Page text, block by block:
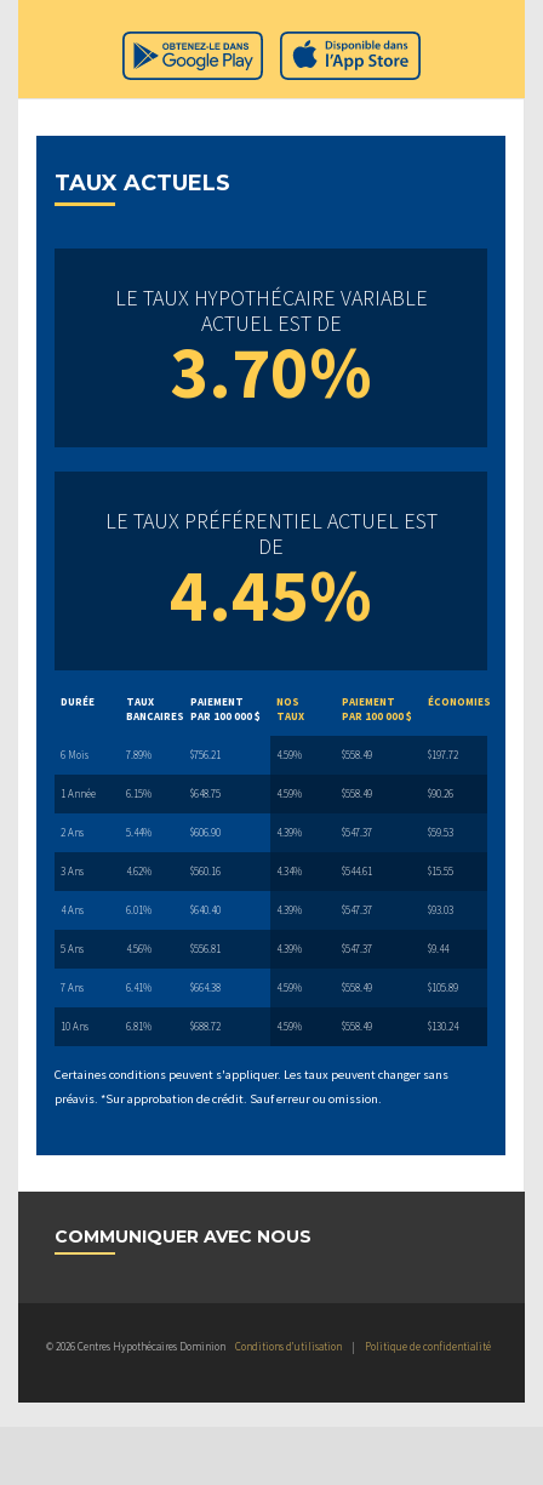
TAUX ACTUELS
LE TAUX HYPOTHÉCAIRE VARIABLE
ACTUEL EST DE
3.70%
LE TAUX PRÉFÉRENTIEL ACTUEL EST
DE
4.45%
DURÉE
TAUX
BANCAIRES
PAIEMENT
PAR 100 000 $
NOS
TAUX
PAIEMENT
PAR 100 000 $
ÉCONOMIES
6 Mois 7.89% $756.21 4.59% $558.49 $197.72
1 Année 6.15% $648.75 4.59% $558.49 $90.26
2 Ans 5.44% $606.90 4.39% $547.37 $59.53
3 Ans 4.62% $560.16 4.34% $544.61 $15.55
4 Ans 6.01% $640.40 4.39% $547.37 $93.03
5 Ans 4.56% $556.81 4.39% $547.37 $9.44
7 Ans 6.41% $664.38 4.59% $558.49 $105.89
10 Ans 6.81% $688.72 4.59% $558.49 $130.24
Certaines conditions peuvent s'appliquer. Les taux peuvent changer sans
préavis. *Sur approbation de crédit. Sauf erreur ou omission.
COMMUNIQUER AVEC NOUS
© 2026 Centres Hypothécaires Dominion Conditions d’utilisation | Politique de confidentialité